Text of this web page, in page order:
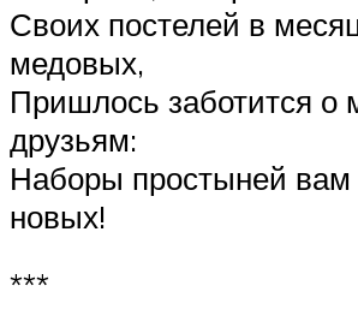
Своих постелей в
медовых,
Пришлось заботится о
друзьям:
Наборы простыней
новых!
***